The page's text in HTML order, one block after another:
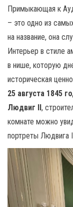
Примыкающая к
– это одно из
на название, она
Интерьер в стиле
в нише, которую
историческая
25 августа 1845
Людвиг II,
комнате можно
портреты Людвига